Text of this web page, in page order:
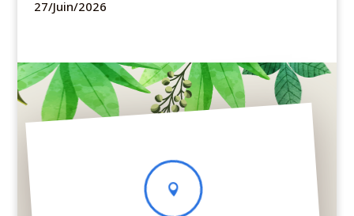
27/Juin/2026
